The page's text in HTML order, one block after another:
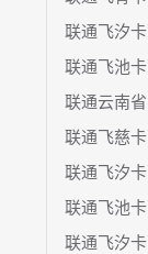
联通飞汐
联通飞池
联通云南
联通飞慈卡
联通飞汐卡
联通飞池卡
联通飞汐卡